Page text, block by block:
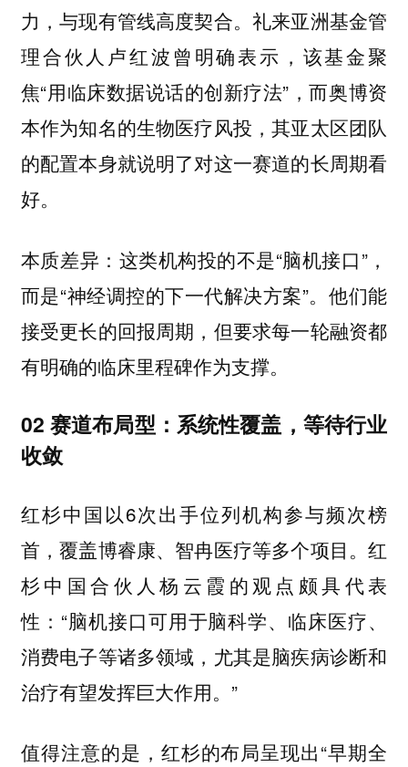
力，与现有管线高度契合。礼来亚洲基金管
理合伙人卢红波曾明确表示，该基金聚
焦“用临床数据说话的创新疗法”，而奥博资
本作为知名的生物医疗风投，其亚太区团队
的配置本身就说明了对这一赛道的长周期看
好。
本质差异：这类机构投的不是“脑机接口”，
而是“神经调控的下一代解决方案”。他们能
接受更长的回报周期，但要求每一轮融资都
有明确的临床里程碑作为支撑。
02 赛道布局型：系统性覆盖，等待行业
收敛
红杉中国以6次出手位列机构参与频次榜
首，覆盖博睿康、智冉医疗等多个项目。红
杉中国合伙人杨云霞的观点颇具代表
性：“脑机接口可用于脑科学、临床医疗、
消费电子等诸多领域，尤其是脑疾病诊断和
治疗有望发挥巨大作用。”
值得注意的是，红杉的布局呈现出“早期全